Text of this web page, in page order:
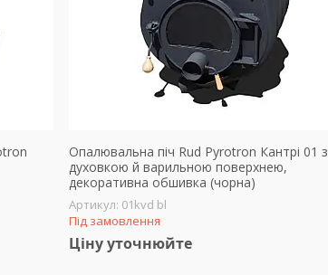
Опалювальна піч Rud Pyrotron Кантрі 01 з
духовкою й варильною поверхнею,
декоративна обшивка (чорна)
01kvd bl
Під замовлення
Ціну уточнюйте